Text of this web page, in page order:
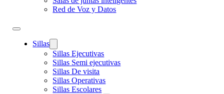
Red de Voz y Datos
Sillas
Sillas Ejecutivas
Sillas Semi ejecutivas
Sillas De visita
Sillas Operativas
Sillas Escolares